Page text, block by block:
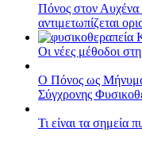
Πόνος στον Αυχένα
αντιμετωπίζεται
Οι νέες μέθοδοι
Ο Πόνος ως
Σύγχρονης
Τι είναι τα σημεία